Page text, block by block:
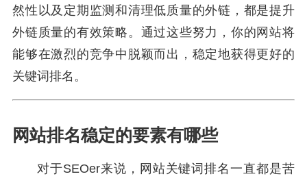
然性以及定期监测和清理低质量的外链，都是提升
外链质量的有效策略。通过这些努力，你的网站将
能够在激烈的竞争中脱颖而出，稳定地获得更好的
关键词排名。
网站排名稳定的要素有哪些
对于SEOer来说，网站关键词排名一直都是苦